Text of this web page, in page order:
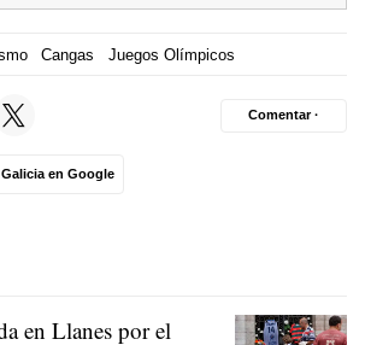
Cangas Juegos Olímpicos
en Google
Comentar ·
en Llanes por el